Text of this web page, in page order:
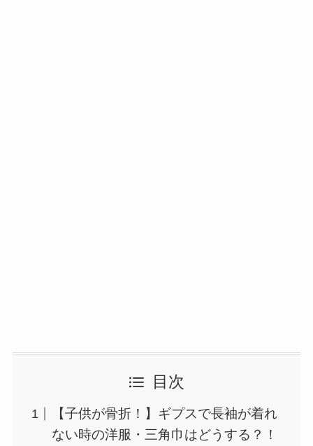
目次
【子供が骨折！】ギプスで長袖が着れ
ない時の洋服・三角巾はどうする？！